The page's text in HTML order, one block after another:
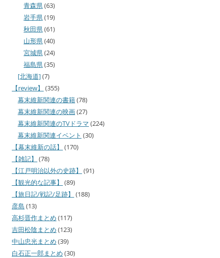
青森県(63)
岩手県(19)
秋田県(61)
山形県(40)
宮城県(24)
福島県(35)
[北海道](7)
【review】
(355)
幕末維新関連の書籍(78)
幕末維新関連の映画(27)
幕末維新関連のTVドラマ (224)
幕末維新関連イベント (30)
【幕末維新の話】
(170)
【雑記】
(78)
【江戸明治以外の史跡】
(91)
【観光的な記事】
(89)
【旅日記/戦記/足跡】
(188)
彦島 (13)
高杉晋作まとめ (117)
吉田松陰まとめ (123)
中山忠光まとめ (39)
白石正一郎まとめ (30)